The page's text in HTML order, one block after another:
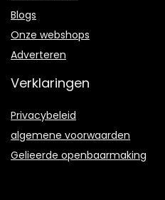
Blogs
Onze webshops
Adverteren
Verklaringen
Privacybeleid
algemene voorwaarden
Gelieerde openbaarmaking